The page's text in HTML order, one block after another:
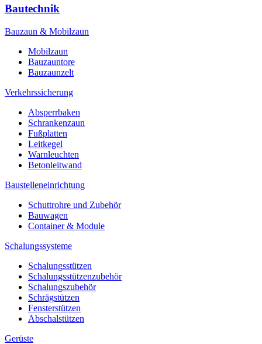
Bautechnik
Bauzaun & Mobilzaun
Mobilzaun
Bauzauntore
Bauzaunzelt
Verkehrssicherung
Absperrbaken
Schrankenzaun
Fußplatten
Leitkegel
Warnleuchten
Betonleitwand
Baustelleneinrichtung
Schuttrohre und Zubehör
Bauwagen
Container & Module
Schalungssysteme
Schalungsstützen
Schalungsstützenzubehör
Schalungszubehör
Schrägstützen
Fensterstützen
Abschalstützen
Gerüste